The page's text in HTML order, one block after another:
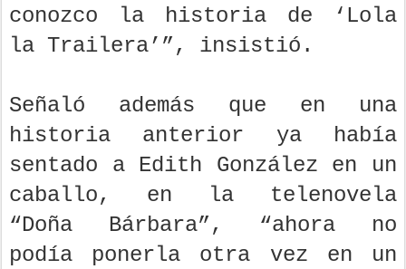
conozco la historia de ‘Lola
la Trailera’”, insistió.
Señaló además que en una
historia anterior ya había
sentado a Edith González en un
caballo, en la telenovela
“Doña Bárbara”, “ahora no
podía ponerla otra vez en un